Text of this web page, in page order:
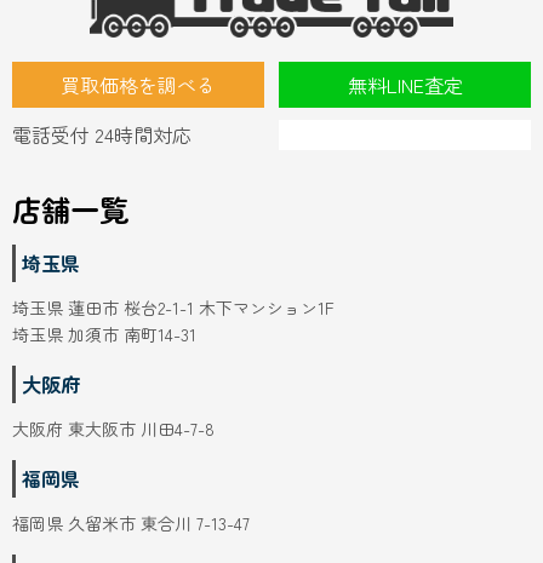
買取価格を調べる
無料LINE査定
電話受付 24時間対応
店舗一覧
埼玉県
埼玉県 蓮田市 桜台2-1-1 木下マンション1F
埼玉県 加須市 南町14-31
大阪府
大阪府 東大阪市 川田4-7-8
福岡県
福岡県 久留米市 東合川 7-13-47